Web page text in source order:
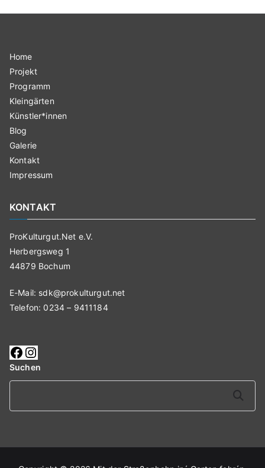
Home
Projekt
Programm
Kleingärten
Künstler*innen
Blog
Galerie
Kontakt
Impressum
KONTAKT
ProKulturgut.Net e.V.
Herbergsweg 1
44879 Bochum
E-Mail: sdk@prokulturgut.net
Telefon: 0234 – 9411184
Suchen
Suchen